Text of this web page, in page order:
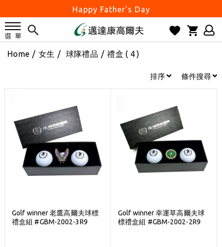
Happy Father's Day
父親節優惠實施中
7月份 門市免費試打日程 已公佈!
防詐騙! 勿信來路不明連結及優惠
歡迎體驗公益店Friends Screen模擬器
刷台新卡滿 $6000 分 3 期 0 利率
Golf Point 會員回饋積點
消費滿 $2000 享免運
Happy Father's Day
父親節優惠實施中
防詐騙! 勿信來路不明連結及優惠
Home / 女生 / 球隊禮品 / 禮盒 ( 4 )
排序 條件搜尋
Golf winner 老鷹高爾夫球標
禮盒組 #GBM-2002-3R9
Golf winner 幸運草高爾夫球
標禮盒組 #GBM-2002-2R9